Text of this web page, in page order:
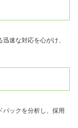
速な対応を心がけ、
バックを分析し、採用